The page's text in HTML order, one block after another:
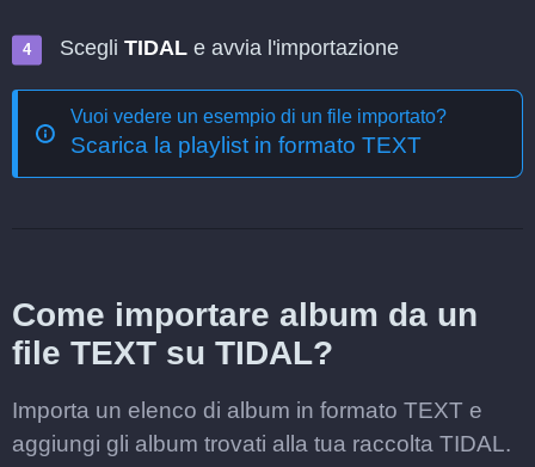
Scegli TIDAL e avvia l'importazione
Vuoi vedere un esempio di un file importato?
Scarica la playlist in formato TEXT
Come importare album da un
file TEXT su TIDAL?
Importa un elenco di album in formato TEXT e
aggiungi gli album trovati alla tua raccolta TIDAL.